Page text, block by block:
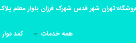
همه خدمات
کمد دوار